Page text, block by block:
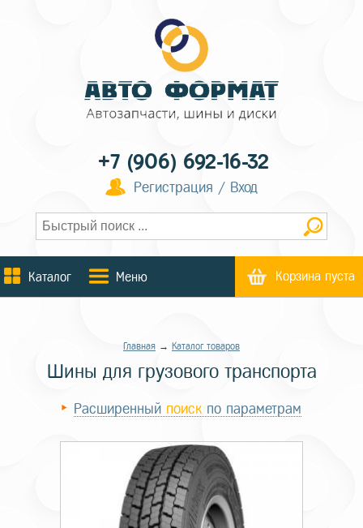
+7 (906) 692-16-32
Регистрация / Вход
Каталог Меню Корзина пуста
Главная → Каталог товаров
Шины для грузового транспорта
Расширенный поиск по параметрам